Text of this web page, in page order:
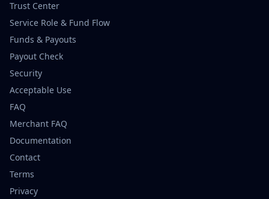
Trust Center
Service Role & Fund Flow
Funds & Payouts
Payout Check
Security
Acceptable Use
FAQ
Merchant FAQ
Documentation
Contact
Terms
Privacy